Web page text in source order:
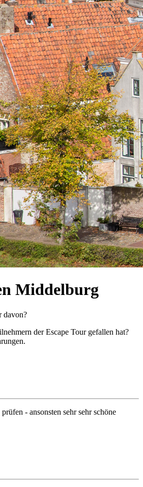
Middelburg
davon?
der Escape Tour gefallen hat?
- ansonsten sehr sehr schöne